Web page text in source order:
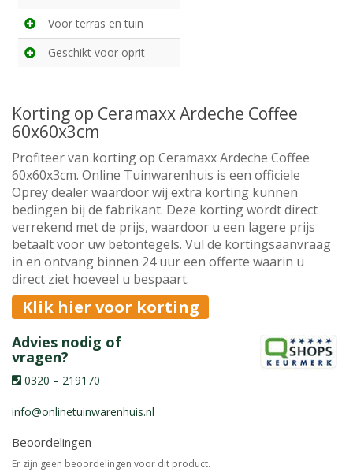
Voor terras en tuin
Geschikt voor oprit
Korting op Ceramaxx Ardeche Coffee
60x60x3cm
Profiteer van korting op Ceramaxx Ardeche Coffee
60x60x3cm. Online Tuinwarenhuis is een officiele
Oprey dealer waardoor wij extra korting kunnen
bedingen bij de fabrikant. Deze korting wordt direct
verrekend met de prijs, waardoor u een lagere prijs
betaalt voor uw betontegels. Vul de kortingsaanvraag
in en ontvang binnen 24 uur een offerte waarin u
direct ziet hoeveel u bespaart.
Klik hier voor korting
Advies nodig of
vragen?
0320 – 219170
info@onlinetuinwarenhuis.nl
Beoordelingen
Er zijn geen beoordelingen voor dit product.